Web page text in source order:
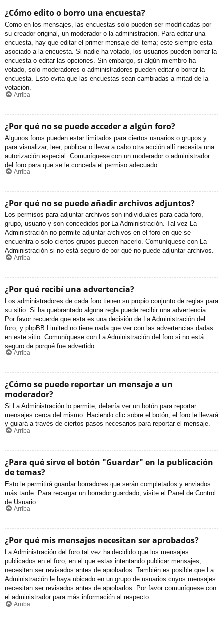
¿Cómo edito o borro una encuesta?
Como en los mensajes, las encuestas solo pueden ser modificadas por
su creador original, un moderador o la administración. Para editar una
encuesta, hay que editar el primer mensaje del tema; este siempre esta
asociado a la encuesta. Si nadie ha votado, los usuarios pueden borrar la
encuesta o editar las opciones. Sin embargo, si algún miembro ha
votado, solo moderadores o administradores pueden editar o borrar la
encuesta. Esto evita que las encuestas sean cambiadas a mitad de la
votación.
Arriba
¿Por qué no se puede acceder a algún foro?
Algunos foros pueden estar limitados para ciertos usuarios o grupos y
para visualizar, leer, publicar o llevar a cabo otra acción allí necesita una
autorización especial. Comuníquese con un moderador o administrador
del foro para que se le conceda el permiso adecuado.
Arriba
¿Por qué no se puede añadir archivos adjuntos?
Los permisos para adjuntar archivos son individuales para cada foro,
grupo, usuario y son concedidos por La Administración. Tal vez La
Administración no permite adjuntar archivos en el foro en que se
encuentra o solo ciertos grupos pueden hacerlo. Comuníquese con La
Administración si no está seguro de por qué no puede adjuntar archivos.
Arriba
¿Por qué recibí una advertencia?
Los administradores de cada foro tienen su propio conjunto de reglas para
su sitio. Si ha quebrantado alguna regla puede recibir una advertencia.
Por favor recuerde que esta es una decisión de La Administración del
foro, y phpBB Limited no tiene nada que ver con las advertencias dadas
en este sitio. Comuníquese con La Administración del foro si no está
seguro de porqué fue advertido.
Arriba
¿Cómo se puede reportar un mensaje a un
moderador?
Si La Administración lo permite, debería ver un botón para reportar
mensajes cerca del mismo. Haciendo clic sobre el botón, el foro le llevará
y guiará a través de ciertos pasos necesarios para reportar el mensaje.
Arriba
¿Para qué sirve el botón "Guardar" en la publicación
de temas?
Esto le permitirá guardar borradores que serán completados y enviados
más tarde. Para recargar un borrador guardado, visite el Panel de Control
de Usuario.
Arriba
¿Por qué mis mensajes necesitan ser aprobados?
La Administración del foro tal vez ha decidido que los mensajes
publicados en el foro, en el que estas intentando publicar mensajes,
necesiten ser revisados antes de aprobarlos. También es posible que La
Administración le haya ubicado en un grupo de usuarios cuyos mensajes
necesitan ser revisados antes de aprobarlos. Por favor comuníquese con
el administrador para más información al respecto.
Arriba